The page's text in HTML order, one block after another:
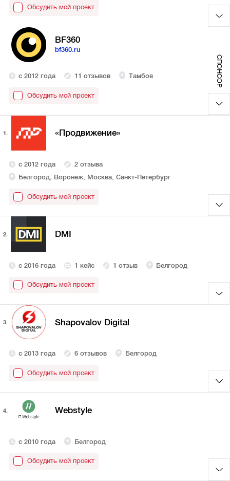
Обсудить мой проект
BF360
bf360.ru
с 2012 года 11 отзывов Тамбов
Обсудить мой проект
СПОНСОР
1. «Продвижение»
с 2012 года
2 отзыва
Белгород, Воронеж, Москва, Санкт-Петербург
Обсудить мой проект
2. DMI
с 2016 года 1 кейс 1 отзыв Белгород
Обсудить мой проект
3. Shapovalov Digital
с 2013 года 6 отзывов Белгород
Обсудить мой проект
4. Webstyle
с 2010 года Белгород
Обсудить мой проект